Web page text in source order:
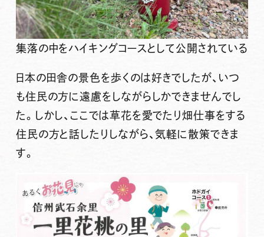
集落の中をハイキングコースとして公開されている
日本の田舎の景色を歩くのは好きでしたが、いつ
も住民の方に遠慮をしながらしかできませんでし
た。しかし、ここでは草花を愛でたり畑仕事をする
住民の方と話したりしながら、気軽に散策できま
す。